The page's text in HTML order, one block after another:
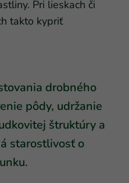
Pri lieskach či
takto kypriť
drobného
pôdy, udržanie
štruktúry a
starostlivosť o